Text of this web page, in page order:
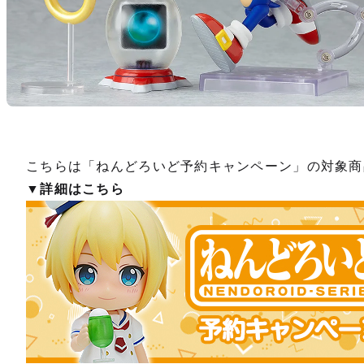
こちらは「ねんどろいど予約キャンペーン」の対象
▼詳細はこちら